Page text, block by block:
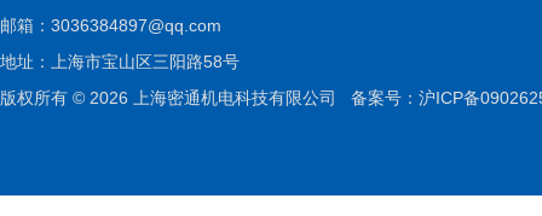
邮箱： 3036384897@qq.com
地址：上海市宝山区三阳路58号
版权所有 © 2026 上海密通机电科技有限公司 备案号：沪ICP备